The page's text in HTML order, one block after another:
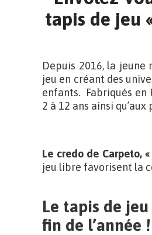
tapis de jeu
Depuis 2016, la jeune
jeu en créant des
enfants. Fabriqués en
2 à 12 ans ainsi
Le credo de Carpeto,
jeu libre favorisent la
Le tapis de jeu
fin de l’année !